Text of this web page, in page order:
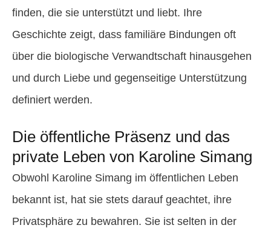
finden, die sie unterstützt und liebt. Ihre
Geschichte zeigt, dass familiäre Bindungen oft
über die biologische Verwandtschaft hinausgehen
und durch Liebe und gegenseitige Unterstützung
definiert werden.
Die öffentliche Präsenz und das
private Leben von Karoline Simang
Obwohl Karoline Simang im öffentlichen Leben
bekannt ist, hat sie stets darauf geachtet, ihre
Privatsphäre zu bewahren. Sie ist selten in der